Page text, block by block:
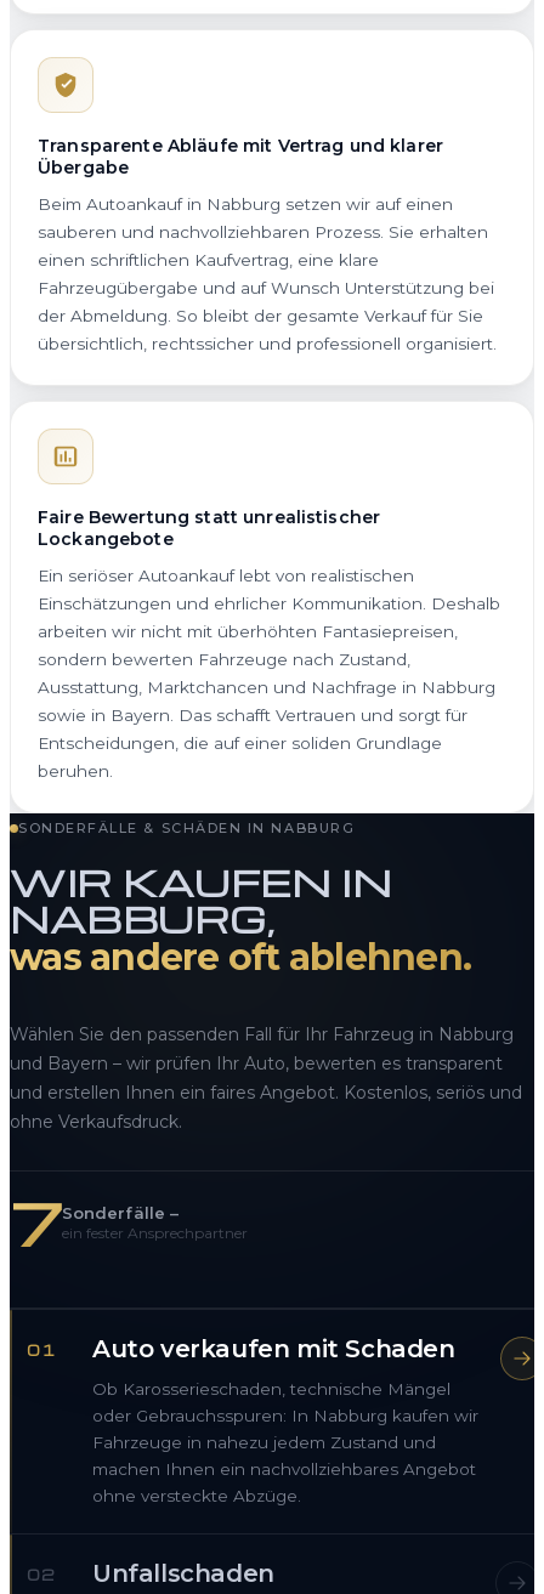
Transparente Abläufe mit Vertrag und klarer
Übergabe
Beim Autoankauf in Nabburg setzen wir auf einen
sauberen und nachvollziehbaren Prozess. Sie erhalten
einen schriftlichen Kaufvertrag, eine klare
Fahrzeugübergabe und auf Wunsch Unterstützung bei
der Abmeldung. So bleibt der gesamte Verkauf für Sie
übersichtlich, rechtssicher und professionell organisiert.
Faire Bewertung statt unrealistischer
Lockangebote
Ein seriöser Autoankauf lebt von realistischen
Einschätzungen und ehrlicher Kommunikation. Deshalb
arbeiten wir nicht mit überhöhten Fantasiepreisen,
sondern bewerten Fahrzeuge nach Zustand,
Ausstattung, Marktchancen und Nachfrage in Nabburg
sowie in Bayern. Das schafft Vertrauen und sorgt für
Entscheidungen, die auf einer soliden Grundlage
beruhen.
SONDERFÄLLE & SCHÄDEN IN NABBURG
WIR KAUFEN IN
NABBURG,
was andere oft ablehnen.
Wählen Sie den passenden Fall für Ihr Fahrzeug in Nabburg
und Bayern – wir prüfen Ihr Auto, bewerten es transparent
und erstellen Ihnen ein faires Angebot. Kostenlos, seriös und
ohne Verkaufsdruck.
7Sonderfälle –
ein fester Ansprechpartner
01 Auto verkaufen mit Schaden
Ob Karosserieschaden, technische Mängel
oder Gebrauchsspuren: In Nabburg kaufen wir
Fahrzeuge in nahezu jedem Zustand und
machen Ihnen ein nachvollziehbares Angebot
ohne versteckte Abzüge.
02 Unfallschaden